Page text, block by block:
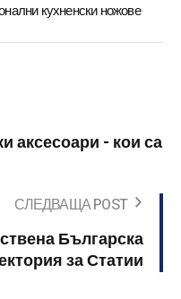
кухненски ножове
аксесоари - кои са
СЛЕДВАЩА POST
Българска
за Статии